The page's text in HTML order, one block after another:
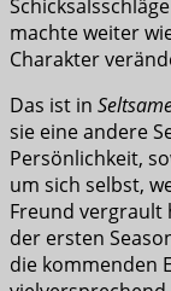
machte weiter
Charakter
Das ist in
sie eine andere
Persönlichkeit,
um sich selbst,
Freund vergrault
der ersten
die kommenden